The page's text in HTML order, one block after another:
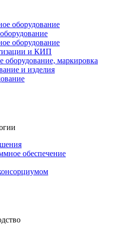
оборудование
оборудование
и КИП
оборудование, маркировка
и изделия
обеспечение